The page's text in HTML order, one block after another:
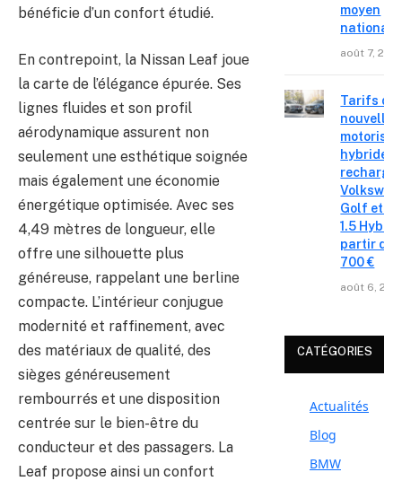
bénéficie d’un confort étudié.
En contrepoint, la Nissan Leaf joue
la carte de l’élégance épurée. Ses
lignes fluides et son profil
aérodynamique assurent non
seulement une esthétique soignée
mais également une économie
énergétique optimisée. Avec ses
4,49 mètres de longueur, elle
offre une silhouette plus
généreuse, rappelant une berline
compacte. L’intérieur conjugue
modernité et raffinement, avec
des matériaux de qualité, des
sièges généreusement
rembourrés et une disposition
centrée sur le bien-être du
conducteur et des passagers. La
Leaf propose ainsi un confort
moyen
national
août 7,
Tarifs
nouvelles
hybrides
Golf et T-
1.5 Hybrid
partir de
700 €
août 6,
CATÉGORIES
Actualités
Blog
BMW